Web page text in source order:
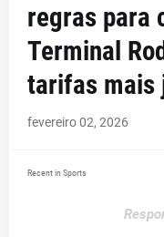
regras para
Terminal
tarifas mais
fevereiro 02, 2026
Recent in Sports